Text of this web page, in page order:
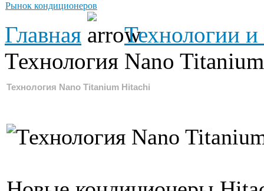
Рынок кондиционеров
Главная
Технологии
Технология Nano
Технология Nano Titanium Hitachi